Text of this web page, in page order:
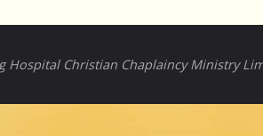
Christian Chaplaincy Ministry